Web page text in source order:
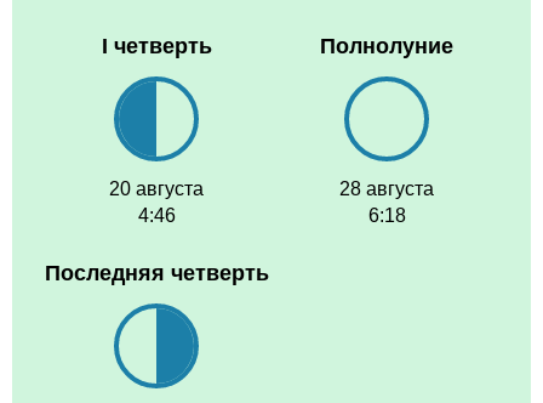
I четверть
20 августа
4:46
Полнолуние
28 августа
6:18
Последняя четверть